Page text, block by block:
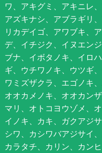
ワ、アキグミ、アキニレ
アズキナシ、アブラギリ
リカデイゴ、アワブキ、
デ、イチジク、イヌエン
ブナ、イボタノキ、イロ
ギ、ウチワノキ、ウツギ
ワミズザクラ、エゴノキ
オオカメノキ、オオカン
マリ、オトコヨウゾメ、
イノキ、カキ、ガクアジ
シワ、カシワバアジサイ
カラタチ、カリン、カン